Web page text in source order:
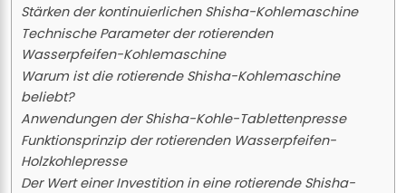
Stärken der kontinuierlichen Shisha-Kohlemaschine
Technische Parameter der rotierenden
Wasserpfeifen-Kohlemaschine
Warum ist die rotierende Shisha-Kohlemaschine
beliebt?
Anwendungen der Shisha-Kohle-Tablettenpresse
Funktionsprinzip der rotierenden Wasserpfeifen-
Holzkohlepresse
Der Wert einer Investition in eine rotierende Shisha-